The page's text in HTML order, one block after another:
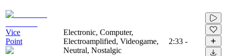
Vice
Point
Electronic, Computer,
Electroamplified, Videogame,
Neutral, Nostalgic
2:33 -